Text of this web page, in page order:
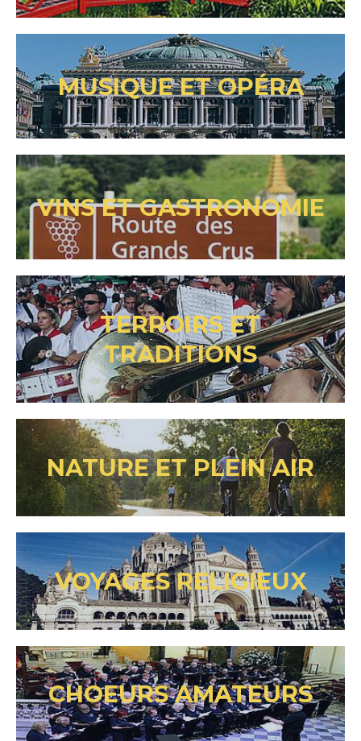
MUSIQUE ET OPÉRA
VINS ET GASTRONOMIE
TERROIRS ET
TRADITIONS
NATURE ET PLEIN AIR
VOYAGES RELIGIEUX
CHOEURS AMATEURS